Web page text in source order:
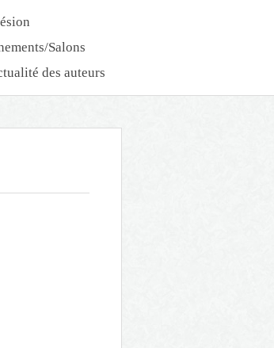
Salons
des auteurs